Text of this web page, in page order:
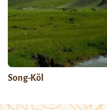
Song-Köl